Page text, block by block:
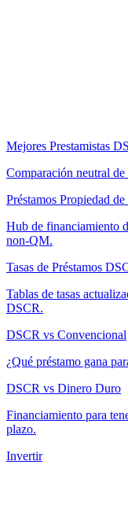
Mejores Prestamistas
Comparación neutral
Préstamos Propiedad
Hub de financiamiento
non-QM.
Tasas de Préstamos
Tablas de tasas
DSCR.
DSCR vs Convencional
¿Qué préstamo gana
DSCR vs Dinero Duro
Financiamiento para
plazo.
Invertir